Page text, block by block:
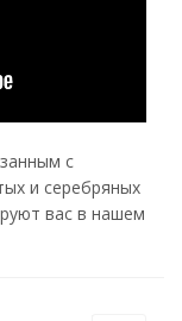
с
и серебряных
вас в нашем